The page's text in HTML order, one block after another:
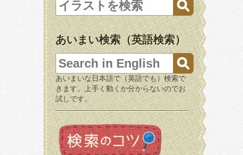
あいまい検索（英語検索）
あいまいな日本語で（英語でも）検索で
きます。上手く動くか分からないのでお
試しです。